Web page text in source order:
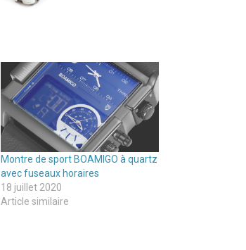
Montre de sport BOAMIGO à quartz
avec fuseaux horaires
18 juillet 2020
Article similaire